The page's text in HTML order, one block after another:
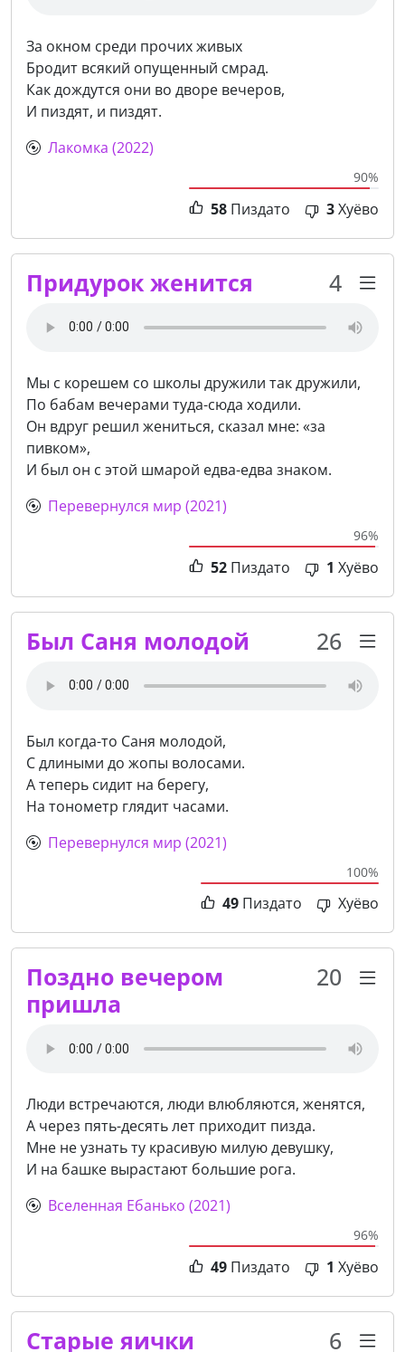
За окном среди прочих живых
Бродит всякий опущенный смрад.
Как дождутся они во дворе вечеров,
И пиздят, и пиздят.
Лакомка (2022)
90%
58 Пиздато 3Хуёво
Придурок женится 4
Мы с корешем со школы дружили так дружили,
По бабам вечерами туда-сюда ходили.
Он вдруг решил жениться, сказал мне: «за
пивком»,
И был он с этой шмарой едва-едва знаком.
Перевернулся мир (2021)
96%
52 Пиздато 1 Хуёво
Был Саня молодой 26
Был когда-то Саня молодой,
С длиными до жопы волосами.
А теперь сидит на берегу,
На тонометр глядит часами.
Перевернулся мир (2021)
100%
49 Пиздато Хуёво
Поздно вечером
пришла
20
Люди встречаются, люди влюбляются, женятся,
А через пять-десять лет приходит пизда.
Мне не узнать ту красивую милую девушку,
И на башке вырастают большие рога.
Вселенная Ебанько (2021)
96%
49 Пиздато 1 Хуёво
Старые яички 6